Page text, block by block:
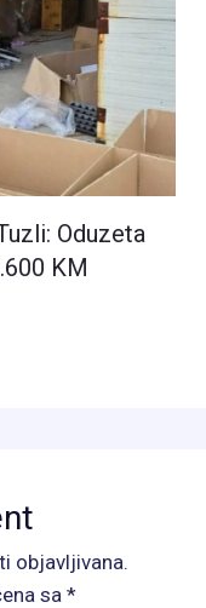
Oduzeta
KM
objavljivana.
sa*